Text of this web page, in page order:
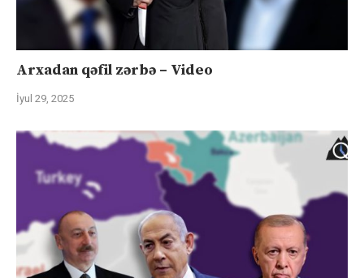
Arxadan qəfil zərbə – Video
İyul 29, 2025